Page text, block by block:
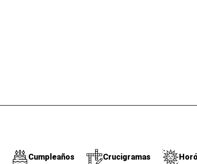
Cumpleaños Crucigramas